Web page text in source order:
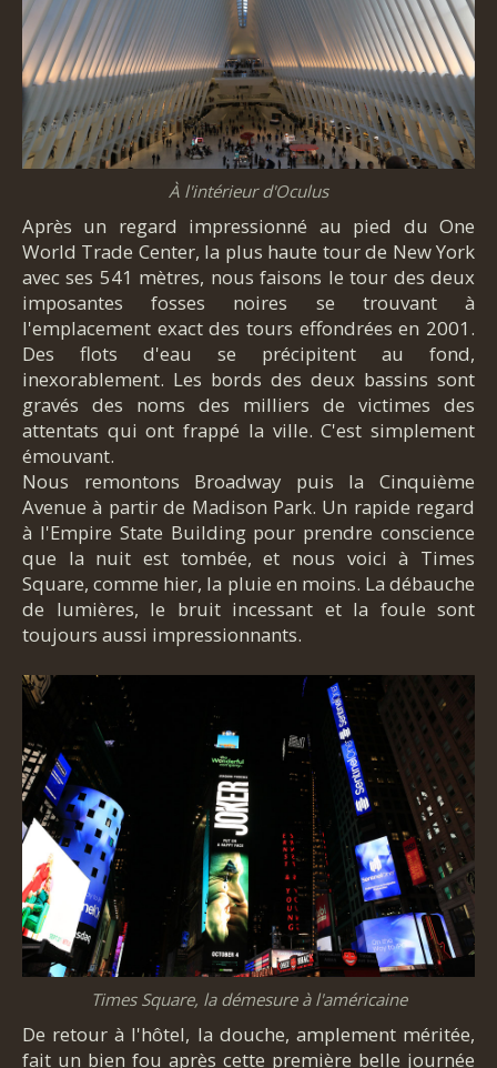
À l'intérieur d'Oculus
Après un regard impressionné au pied du One
World Trade Center, la plus haute tour de New York
avec ses 541 mètres, nous faisons le tour des deux
imposantes fosses noires se trouvant à
l'emplacement exact des tours effondrées en 2001.
Des flots d'eau se précipitent au fond,
inexorablement. Les bords des deux bassins sont
gravés des noms des milliers de victimes des
attentats qui ont frappé la ville. C'est simplement
émouvant.
Nous remontons Broadway puis la Cinquième
Avenue à partir de Madison Park. Un rapide regard
à l'Empire State Building pour prendre conscience
que la nuit est tombée, et nous voici à Times
Square, comme hier, la pluie en moins. La débauche
de lumières, le bruit incessant et la foule sont
toujours aussi impressionnants.
Times Square, la démesure à l'américaine
De retour à l'hôtel, la douche, amplement méritée,
fait un bien fou après cette première belle journée